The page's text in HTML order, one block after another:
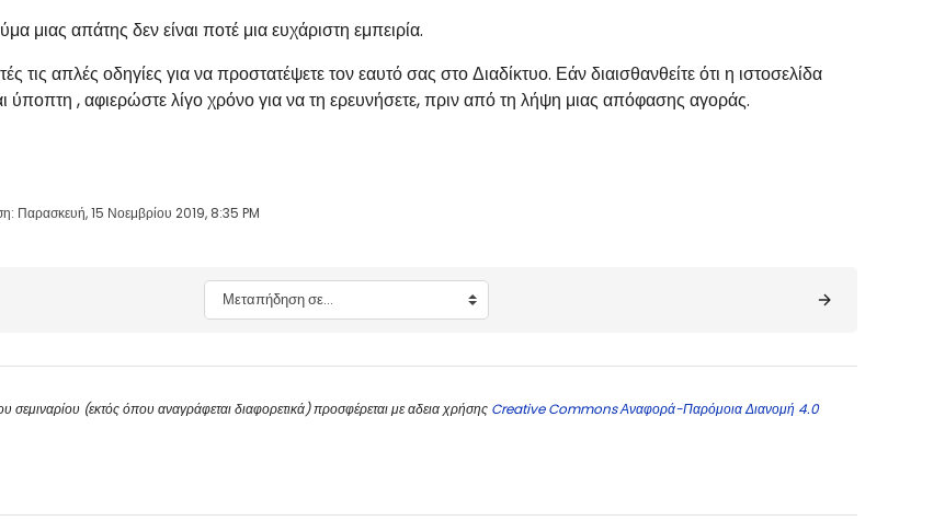
μιας απάτης δεν είναι ποτέ μια ευχάριστη εμπειρία.
τις απλές οδηγίες για να προστατέψετε τον εαυτό σας στο Διαδίκτυο. Εάν διαισθανθείτε ότι η ιστοσελίδα
ύποπτη , αφιερώστε λίγο χρόνο για να τη ερευνήσετε, πριν από τη λήψη μιας απόφασης αγοράς.
Παρασκευή, 15 Νοεμβρίου 2019, 8:35 PM
Μεταπήδηση σε...
σεμιναρίου (εκτός όπου αναγράφεται διαφορετικά) προσφέρεται με αδεια χρήσης Creative Commons Αναφορά-Παρόμοια Διανομή 4.0